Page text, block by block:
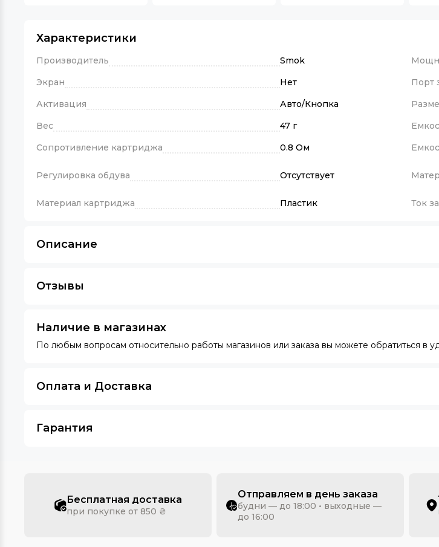
Характеристики
Производитель Smok
Экран
Нет Порт
Активация
Авто/Кнопка
Вес
47 г
Сопротивление картриджа
0.8 Ом
Регулировка обдува Отсутствует
Материал картриджа
Пластик Ток
Описание
Отзывы
Наличие в магазинах
По любым вопросам относительно работы магазинов или заказа вы можете обратиться в
Оплата и Доставка
Гарантия
Бесплатная доставка
при покупке от 850 ₴
Отправляем в день заказа
будни — до 18:00 • выходные —
до 16:00